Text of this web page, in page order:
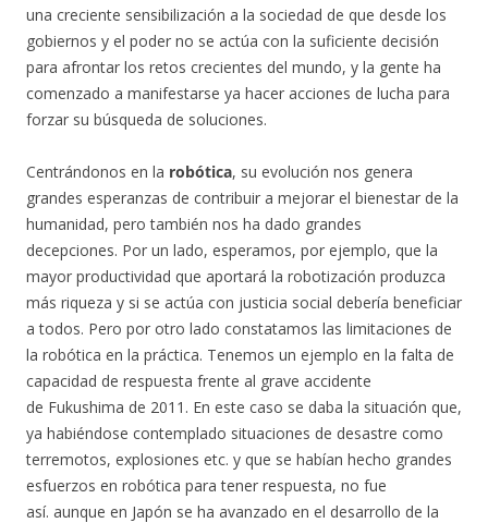
una creciente sensibilización a la sociedad de que desde los
gobiernos y el poder no se actúa con la suficiente decisión
para afrontar los retos crecientes del mundo, y la gente ha
comenzado a manifestarse ya hacer acciones de lucha para
forzar su búsqueda de soluciones.
Centrándonos en la robótica, su evolución nos genera
grandes esperanzas de contribuir a mejorar el bienestar de la
humanidad, pero también nos ha dado grandes
decepciones. Por un lado, esperamos, por ejemplo, que la
mayor productividad que aportará la robotización produzca
más riqueza y si se actúa con justicia social debería beneficiar
a todos. Pero por otro lado constatamos las limitaciones de
la robótica en la práctica. Tenemos un ejemplo en la falta de
capacidad de respuesta frente al grave accidente
de Fukushima de 2011. En este caso se daba la situación que,
ya habiéndose contemplado situaciones de desastre como
terremotos, explosiones etc. y que se habían hecho grandes
esfuerzos en robótica para tener respuesta, no fue
así. aunque en Japón se ha avanzado en el desarrollo de la